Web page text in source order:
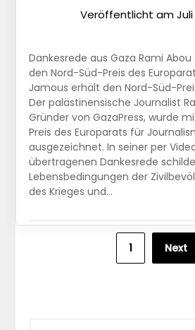
Veröffentlicht amJuli
Dankesrede aus Gaza Rami
den Nord-Süd-Preis des
Jamous erhält den Nord-Süd-
Der palästinensische Journalist
Gründer von GazaPress, wurde
Preis des Europarats für
ausgezeichnet. In seiner per
übertragenen Dankesrede
Lebensbedingungen der
des Krieges und…
1 Next